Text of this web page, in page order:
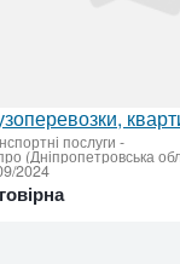
послуги -
(Дніпропетровська
2024